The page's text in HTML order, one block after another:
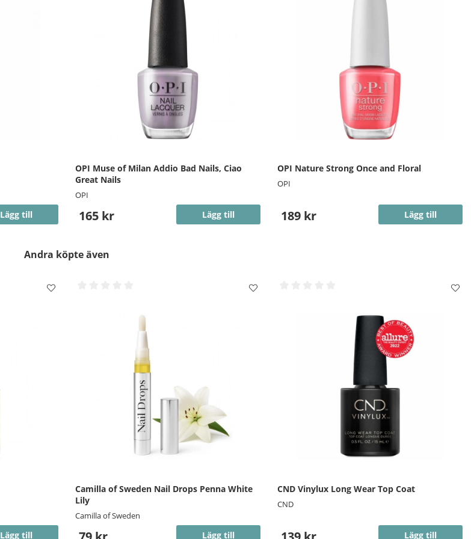
Lägg till
OPI Muse of Milan Addio Bad Nails, Ciao
Great Nails
OPI
165 kr Lägg till
OPI Nature Strong Once and Floral
OPI
189 kr Lägg till
Andra köpte även
Lägg till
Camilla of Sweden Nail Drops Penna White
Lily
Camilla of Sweden
Lägg till
CND Vinylux Long Wear Top Coat
CND
Lägg till